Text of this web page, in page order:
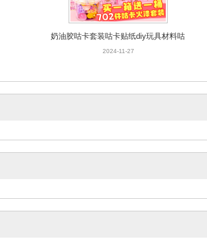
奶油胶咕卡套装咕卡贴纸diy玩具材料咕
卡套裝手账套装火漆收纳礼
2024-11-27